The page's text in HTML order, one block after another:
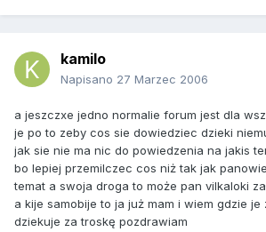
kamilo
Napisano 27 Marzec 2006
a jeszczxe jedno normalie forum jest dla
je po to zeby cos sie dowiedziec dzieki
jak sie nie ma nic do powiedzenia na jakis
bo lepiej przemilczec cos niż tak jak
temat a swoja droga to może pan vilkaloki
a kije samobije to ja już mam i wiem gdzie
dziekuje za troskę pozdrawiam